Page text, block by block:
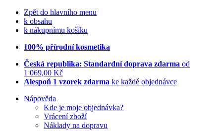
Zpět do hlavního menu
k obsahu
k nákupnímu košíku
100% přírodní kosmetika
Česká republika: Standardní doprava zdarma od
1 069,00 Kč
Alespoň 1 vzorek zdarma ke každé objednávce
Nápověda
Kde je moje objednávka?
Vrácení zboží
Náklady na dopravu